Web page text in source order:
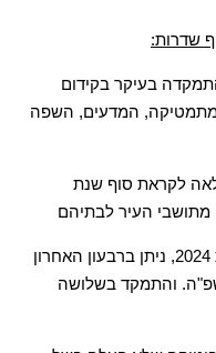
שדרות:
בעיקר בקידום
המדעים, השפה
לקראת סוף שנת
העיר לבתיהם
ע"כ עיקר הסיוע שלנו לבית הספר בשנת 2024, ניתן ברבעון האחרון
והתמקד בשלושה